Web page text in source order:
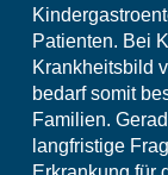
Patienten. Bei
Krankheitsbild
bedarf somit
Familien.
langfristige